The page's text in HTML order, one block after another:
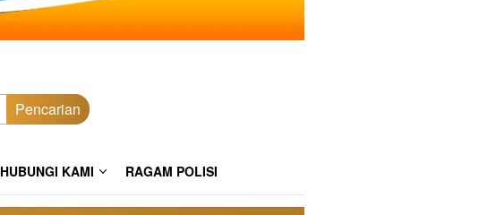
Pencarian
HUBUNGI KAMI RAGAM POLISI